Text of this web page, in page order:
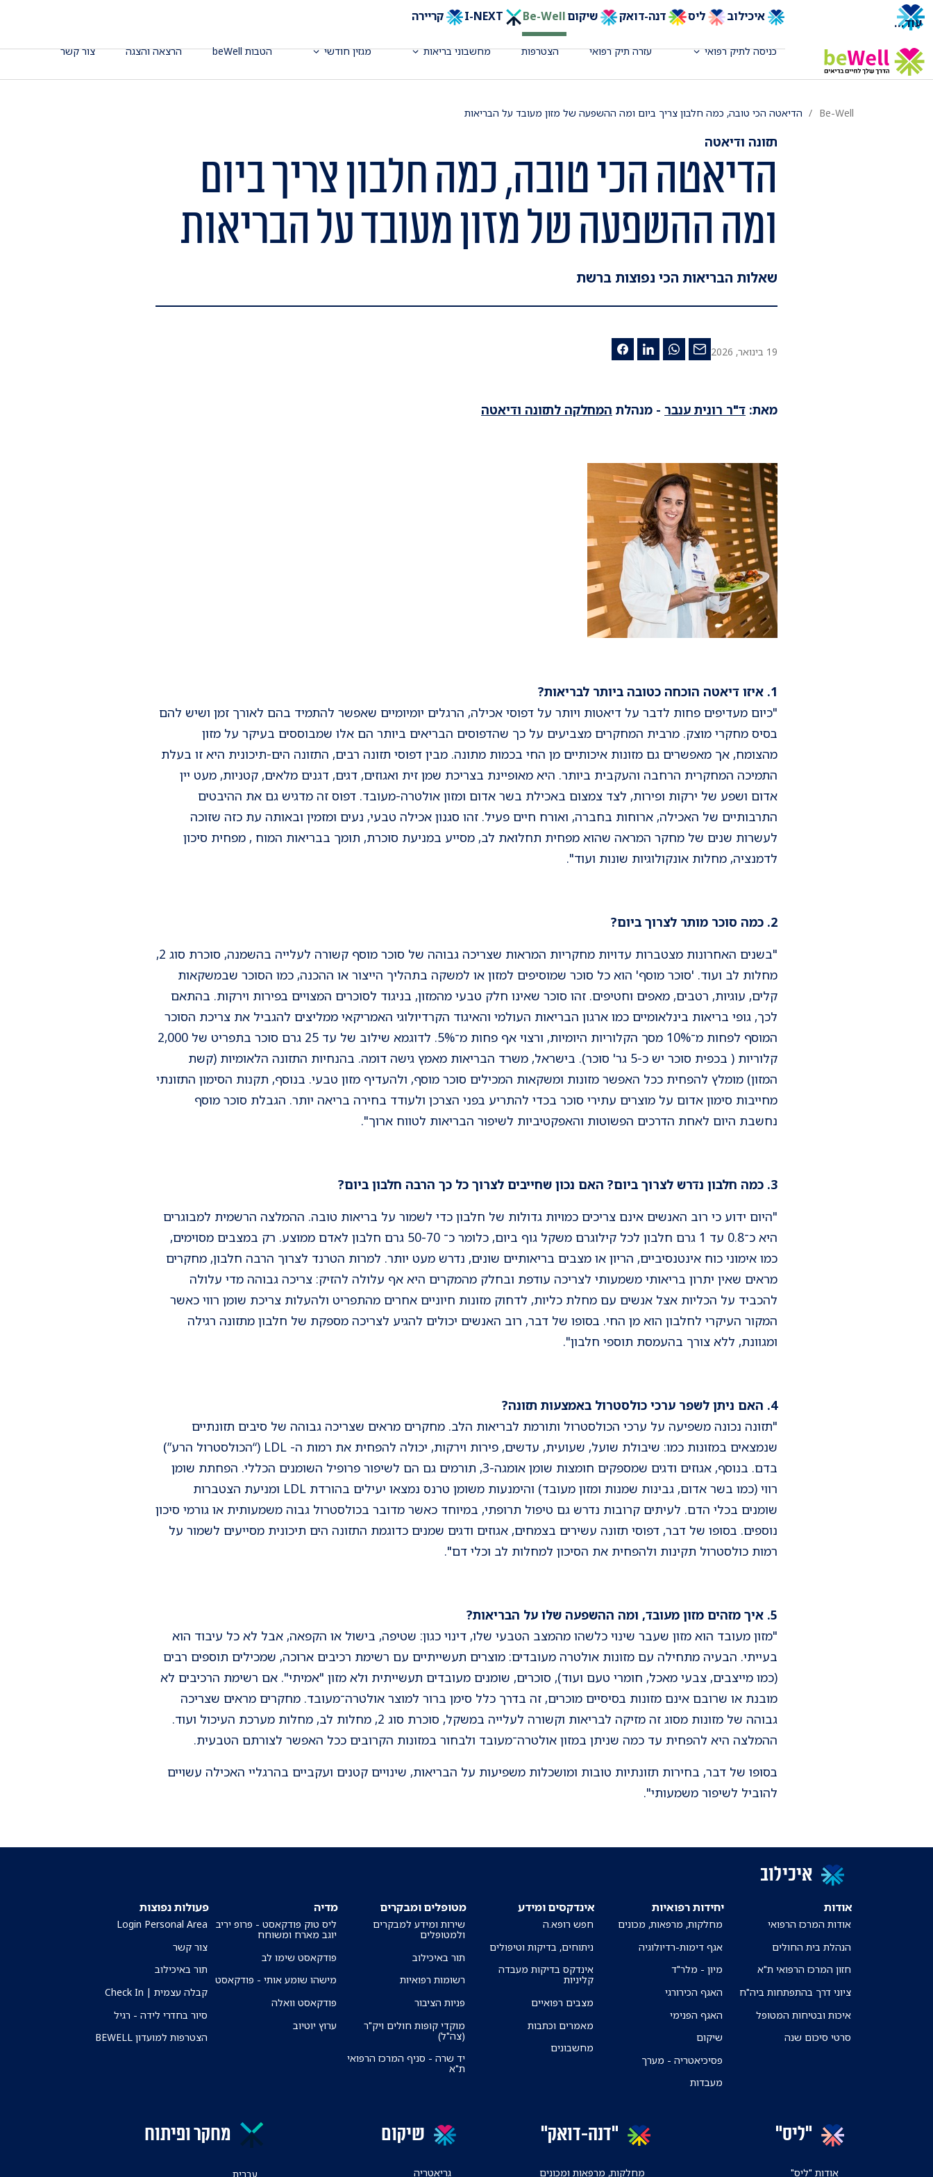
איכילוב ליס דנה-דואק שיקוםBe-Well קריירה
כניסה לתיק רפואי עזרה תיק רפואי הצטרפות מחשבוני בריאות מגזין חודשי הטבות beWell הרצאה והצגה צור קשר
עוד...
Be-Well הדיאטה הכי טובה, כמה חלבון צריך ביום ומה ההשפעה של מזון מעובד על הבריאות
תזונה ודיאטה
הדיאטה הכי טובה, כמה חלבון צריך ביום
ומה ההשפעה של מזון מעובד על הבריאות
שאלות הבריאות הכי נפוצות ברשת
19 בינואר, 2026
מאת: ד"ר רונית ענבר - מנהלת המחלקה לתזונה ודיאטה
1. איזו דיאטה הוכחה כטובה ביותר לבריאות?
"כיום מעדיפים פחות לדבר על דיאטות ויותר על דפוסי אכילה, הרגלים יומיומיים שאפשר להתמיד בהם לאורך זמן ושיש להם
בסיס מחקרי מוצק. מרבית המחקרים מצביעים על כך שהדפוסים הבריאים ביותר הם אלו שמבוססים בעיקר על מזון
מהצומח, אך מאפשרים גם מזונות איכותיים מן החי בכמות מתונה. מבין דפוסי תזונה רבים, התזונה הים-תיכונית היא זו בעלת
התמיכה המחקרית הרחבה והעקבית ביותר. היא מאופיינת בצריכת שמן זית ואגוזים, דגים, דגנים מלאים, קטניות, מעט יין
אדום ושפע של ירקות ופירות, לצד צמצום באכילת בשר אדום ומזון אולטרה-מעובד. דפוס זה מדגיש גם את ההיבטים
התרבותיים של האכילה, ארוחות בחברה, ואורח חיים פעיל. זהו סגנון אכילה טבעי, נעים ומזמין ובאותה עת כזה שזוכה
לעשרות שנים של מחקר המראה שהוא מפחית תחלואת לב, מסייע במניעת סוכרת, תומך בבריאות המוח , מפחית סיכון
לדמנציה, מחלות אונקולוגיות שונות ועוד".
2. כמה סוכר מותר לצרוך ביום?
"בשנים האחרונות מצטברות עדויות מחקריות המראות שצריכה גבוהה של סוכר מוסף קשורה לעלייה בהשמנה, סוכרת סוג 2,
מחלות לב ועוד. 'סוכר מוסף' הוא כל סוכר שמוסיפים למזון או למשקה בתהליך הייצור או ההכנה, כמו הסוכר שבמשקאות
קלים, עוגיות, רטבים, מאפים וחטיפים. זהו סוכר שאינו חלק טבעי מהמזון, בניגוד לסוכרים המצויים בפירות וירקות. בהתאם
לכך, גופי בריאות בינלאומיים כמו ארגון הבריאות העולמי והאיגוד הקרדיולוגי האמריקאי ממליצים להגביל את צריכת הסוכר
המוסף לפחות מ־10% מסך הקלוריות היומיות, ורצוי אף פחות מ־5%. לדוגמא שילוב של עד 25 גרם סוכר בתפריט של 2,000
קלוריות ( בכפית סוכר יש כ-5 גר' סוכר). בישראל, משרד הבריאות מאמץ גישה דומה. בהנחיות התזונה הלאומיות (קשת
המזון) מומלץ להפחית ככל האפשר מזונות ומשקאות המכילים סוכר מוסף, ולהעדיף מזון טבעי. בנוסף, תקנות הסימון התזונתי
מחייבות סימון אדום על מוצרים עתירי סוכר בכדי להתריע בפני הצרכן ולעודד בחירה בריאה יותר. הגבלת סוכר מוסף
נחשבת היום לאחת הדרכים הפשוטות והאפקטיביות לשיפור הבריאות לטווח ארוך".
3. כמה חלבון נדרש לצרוך ביום? האם נכון שחייבים לצרוך כל כך הרבה חלבון ביום?
"היום ידוע כי רוב האנשים אינם צריכים כמויות גדולות של חלבון כדי לשמור על בריאות טובה. ההמלצה הרשמית למבוגרים
היא כ־0.8 עד 1 גרם חלבון לכל קילוגרם משקל גוף ביום, כלומר כ־ 50-70 גרם חלבון לאדם ממוצע. רק במצבים מסוימים,
כמו אימוני כוח אינטנסיביים, הריון או מצבים בריאותיים שונים, נדרש מעט יותר. למרות הטרנד לצרוך הרבה חלבון, מחקרים
מראים שאין יתרון בריאותי משמעותי לצריכה עודפת ובחלק מהמקרים היא אף עלולה להזיק: צריכה גבוהה מדי עלולה
להכביד על הכליות אצל אנשים עם מחלת כליות, לדחוק מזונות חיוניים אחרים מהתפריט ולהעלות צריכת שומן רווי כאשר
המקור העיקרי לחלבון הוא מן החי. בסופו של דבר, רוב האנשים יכולים להגיע לצריכה מספקת של חלבון מתזונה רגילה
ומגוונת, ללא צורך בהעמסת תוספי חלבון".
4. האם ניתן לשפר ערכי כולסטרול באמצעות תזונה?
"תזונה נכונה משפיעה על ערכי הכולסטרול ותורמת לבריאות הלב. מחקרים מראים שצריכה גבוהה של סיבים תזונתיים
שנמצאים במזונות כמו: שיבולת שועל, שעועית, עדשים, פירות וירקות, יכולה להפחית את רמות ה- LDL (“הכולסטרול הרע”)
בדם. בנוסף, אגוזים ודגים שמספקים חומצות שומן אומגה-3, תורמים גם הם לשיפור פרופיל השומנים הכללי. הפחתת שומן
רווי (כמו בשר אדום, גבינות שמנות ומזון מעובד) והימנעות משומן טרנס נמצאו יעילים בהורדת LDL ומניעת הצטברות
שומנים בכלי הדם. לעיתים קרובות נדרש גם טיפול תרופתי, במיוחד כאשר מדובר בכולסטרול גבוה משמעותית או גורמי סיכון
נוספים. בסופו של דבר, דפוסי תזונה עשירים בצמחים, אגוזים ודגים שמנים כדוגמת התזונה הים תיכונית מסייעים לשמור על
רמות כולסטרול תקינות ולהפחית את הסיכון למחלות לב וכלי דם".
5. איך מזהים מזון מעובד, ומה ההשפעה שלו על הבריאות?
"מזון מעובד הוא מזון שעבר שינוי כלשהו מהמצב הטבעי שלו, דינוי כגון: שטיפה, בישול או הקפאה, אבל לא כל עיבוד הוא
בעייתי. הבעיה מתחילה עם מזונות אולטרה מעובדים: מוצרים תעשייתיים עם רשימת רכיבים ארוכה, שמכילים תוספים רבים
(כמו מייצבים, צבעי מאכל, חומרי טעם ועוד), סוכרים, שומנים מעובדים תעשייתית ולא מזון "אמיתי". אם רשימת הרכיבים לא
מובנת או שרובם אינם מזונות בסיסיים מוכרים, זה בדרך כלל סימן ברור למוצר אולטרה־מעובד. מחקרים מראים שצריכה
גבוהה של מזונות מסוג זה מזיקה לבריאות וקשורה לעלייה במשקל, סוכרת סוג 2, מחלות לב, מחלות מערכת העיכול ועוד.
ההמלצה היא להפחית עד כמה שניתן במזון אולטרה־מעובד ולבחור במזונות הקרובים ככל האפשר לצורתם הטבעית.
בסופו של דבר, בחירות תזונתיות טובות ומושכלות משפיעות על הבריאות, שינויים קטנים ועקביים בהרגליי האכילה עשויים
להוביל לשיפור משמעותי".
איכילוב
אודות
אודות המרכז הרפואי
הנהלת בית החולים
חזון המרכז הרפואי ת"א
ציוני דרך בהתפתחות ביה"ח
איכות ובטיחות המטופל
סרטי סיכום שנה
יחידות רפואיות
מחלקות, מרפאות, מכונים
אגף דימות-רדיולוגיה
מיון - מלר"ד
האגף הכירורגי
האגף הפנימי
שיקום
פסיכיאטריה - מערך
מעבדות
אינדקסים ומידע
חפש רופא.ה
ניתוחים, בדיקות וטיפולים
אינדקס בדיקות מעבדה
קליניות
מצבים רפואיים
מאמרים וכתבות
מחשבונים
מטופלים ומבקרים
שירות ומידע למבקרים
ולמטופלים
תור באיכילוב
רשומות רפואיות
פניות הציבור
מוקדי קופות חולים ויק"ר
(צה"ל)
יד שרה - סניף המרכז הרפואי
ת"א
מדיה
ליס טוק פודקאסט - פרופ יריב
יוגב מארח ומשוחח
פודקאסט שימו לב
מישהו שומע אותי - פודקאסט
פודקאסט וואלה
ערוץ יוטיוב
פעולות נפוצות
Login Personal Area
צור קשר
תור באיכילוב
קבלה עצמית | Check In
סיור בחדרי לידה - רגיל
הצטרפות למועדון BEWELL
"ליס"
אודות "ליס"
"דנה-דואק"
מחלקות, מרפאות ומכונים
שיקום
גריאטריה
מחקר ופיתוח
עברית